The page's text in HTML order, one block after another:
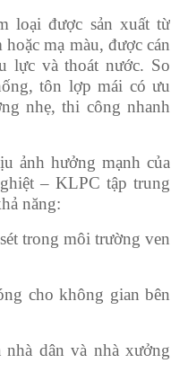
loại được sản xuất từ
mạ màu, được cán
lực và thoát nước. So
tôn lợp mái có ưu
nhẹ, thi công nhanh
ảnh hưởng mạnh của
– KLPC tập trung
năng:
trong môi trường ven
cho không gian bên
dân và nhà xưởng